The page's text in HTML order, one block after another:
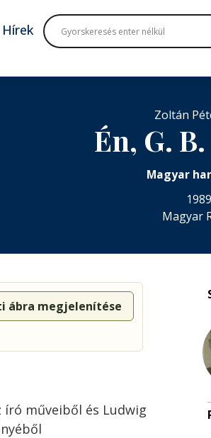
Hírek
Zoltán
Én, G.
Magyar
1989
Magyar
ábra megjelenítése
műveiből és Ludwig